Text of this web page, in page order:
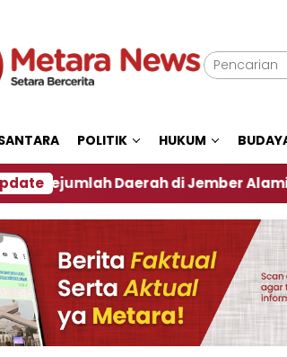
POLITIK HUKUM
Daerah di Jember Alami Krisi Air